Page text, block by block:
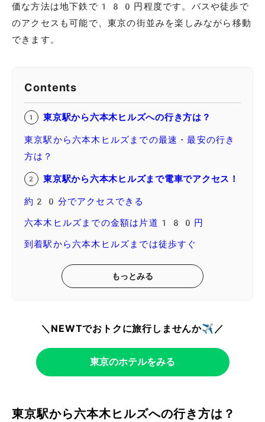
価な方法は地下鉄で180円程度です。バスや徒歩で
のアクセスも可能で、東京の街並みを楽しみながら移動
できます。
Contents
東京駅から六本木ヒルズへの行き方は？
東京駅から六本木ヒルズまでの最速・最安の行き
方は？
東京駅から六本木ヒルズまで電車でアクセス！
約20分でアクセスできる
六本木ヒルズまでの金額は片道180円
到着駅から六本木ヒルズまでは徒歩すぐ
もっとみる
＼NEWTでおトクに旅行しませんか✈️／
東京のホテルをみる
東京駅から六本木ヒルズへの行き方は？